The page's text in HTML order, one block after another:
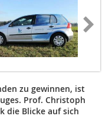
zu gewinnen, ist
Prof. Christoph
die Blicke auf sich